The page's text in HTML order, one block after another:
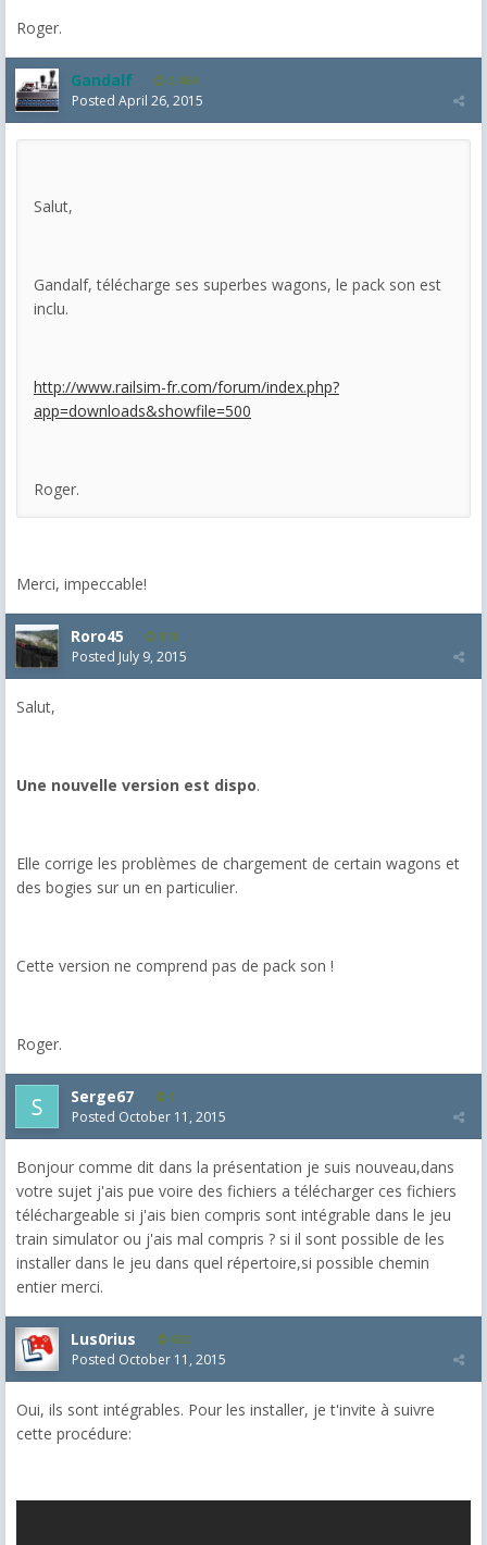
Roger.
Gandalf 2,464
Posted April 26, 2015
Salut,
Gandalf, télécharge ses superbes wagons, le pack son est
inclu.
http://www.railsim-fr.com/forum/index.php?
app=downloads&showfile=500
Roger.
Merci, impeccable!
Roro45 818
Posted July 9, 2015
Salut,
Une nouvelle version est dispo.
Elle corrige les problèmes de chargement de certain wagons et
des bogies sur un en particulier.
Cette version ne comprend pas de pack son !
Roger.
Serge67 1
Posted October 11, 2015
Bonjour comme dit dans la présentation je suis nouveau,dans
votre sujet j'ais pue voire des fichiers a télécharger ces fichiers
téléchargeable si j'ais bien compris sont intégrable dans le jeu
train simulator ou j'ais mal compris ? si il sont possible de les
installer dans le jeu dans quel répertoire,si possible chemin
entier merci.
Lus0rius 682
Posted October 11, 2015
Oui, ils sont intégrables. Pour les installer, je t'invite à suivre
cette procédure: